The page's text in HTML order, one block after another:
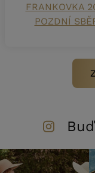
FRANKOVKA
POZDNÍ